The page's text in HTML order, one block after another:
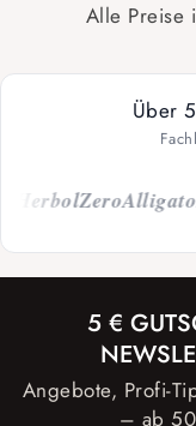
Alle Preise
Über
ZeroAlligator
5 €
Angebote, Profi-
– ab